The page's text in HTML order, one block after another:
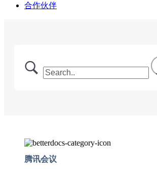
合作伙伴
腾讯会议